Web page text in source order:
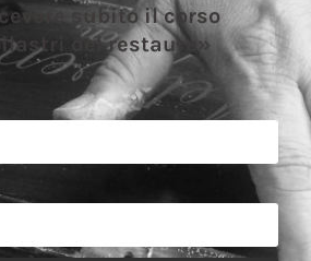
subito il corso
del restauro»